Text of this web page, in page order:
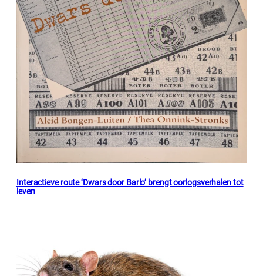
Interactieve route ‘Dwars door Barlo’ brengt oorlogsverhalen tot
leven